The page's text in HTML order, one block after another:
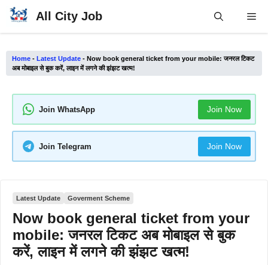
Skip
All City Job
Home - Latest Update - Now book general ticket from your mobile: जनरल टिकट
अब मोबाइल से बुक करें, लाइन में लगने की झंझट खत्म!
Join WhatsApp Join Now
Join Telegram Join Now
Latest Update Goverment Scheme
Now book general ticket from your
mobile: जनरल टिकट अब मोबाइल से बुक
करें, लाइन में लगने की झंझट खत्म!